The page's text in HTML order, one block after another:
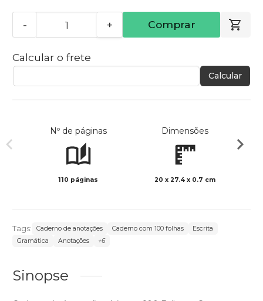
- + Comprar
Calcular o frete
Calcular
Nº de páginas
110 páginas
Dimensões
20 x 27.4 x 0.7 cm
Tags: Caderno de anotações Caderno com 100 folhas
Escrita
Gramática
Anotações +6
Sinopse